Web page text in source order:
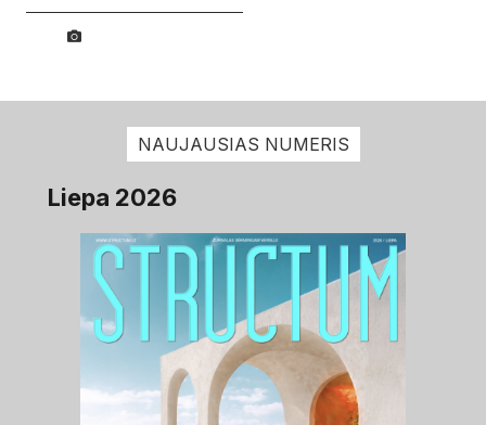
NAUJAUSIAS NUMERIS
Liepa 2026